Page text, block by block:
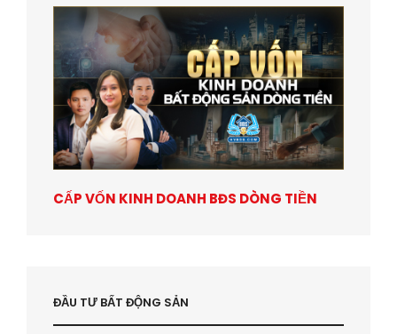
CẤP VỐN KINH DOANH BĐS DÒNG TIỀN
ĐẦU TƯ BẤT ĐỘNG SẢN